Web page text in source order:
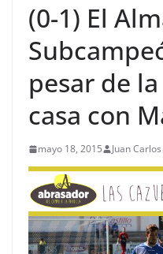
(0-1) El
pesar de
casa con
mayo 18, 2015 Juan